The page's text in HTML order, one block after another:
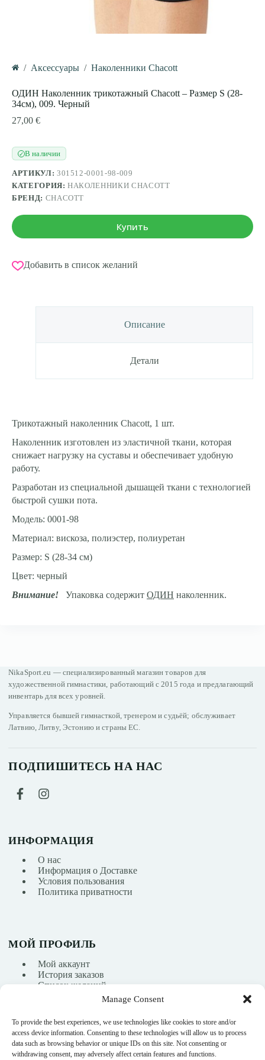
Manage Consent
To provide the best experiences, we use technologies like cookies to store and/or
access device information. Consenting to these technologies will allow us to process
data such as browsing behavior or unique IDs on this site. Not consenting or
withdrawing consent, may adversely affect certain features and functions.
/ Аксессуары / Наколенники Chacott
ОДИН Наколенник трикотажный Chacott – Размер S (28-
34см), 009. Черный
27,00 €
✓В наличии
АРТИКУЛ: 301512-0001-98-009
КАТЕГОРИЯ:НАКОЛЕННИКИ CHACOTT
БРЕНД: CHACOTT
Купить
Добавить в список желаний
Описание
Детали
Трикотажный наколенник Chacott, 1 шт.
Наколенник изготовлен из эластичной ткани, которая
снижает нагрузку на суставы и обеспечивает удобную
работу.
Разработан из специальной дышащей ткани с технологией
быстрой сушки пота.
Модель: 0001-98
Материал: вискоза, полиэстер, полиуретан
Размер: S (28-34 см)
Цвет: черный
Внимание! Упаковка содержит ОДИН наколенник.
NikaSport.eu — специализированный магазин товаров для
художественной гимнастики, работающий с 2015 года и предлагающий
инвентарь для всех уровней.
Управляется бывшей гимнасткой, тренером и судьёй; обслуживает
Латвию, Литву, Эстонию и страны ЕС.
ПОДПИШИТЕСЬ НА НАС
ИНФОРМАЦИЯ
О нас
Информация о Доставке
Условия пользования
Политика приватности
МОЙ ПРОФИЛЬ
Мой аккаунт
История заказов
Список желаний
info@nikasport.eu
+371 28228266